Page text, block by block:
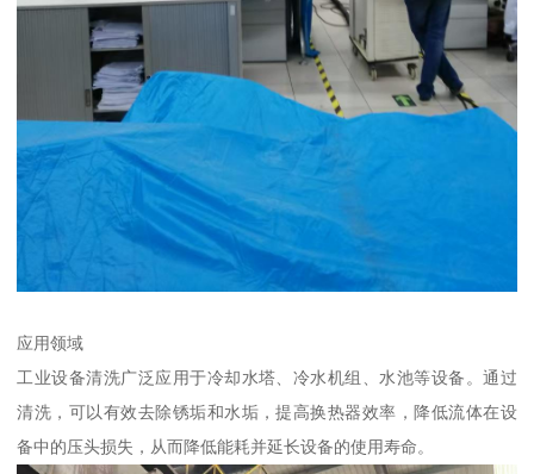
应用领域
工业设备清洗广泛应用于冷却水塔、冷水机组、水池等设备。通过
清洗，可以有效去除锈垢和水垢，提高换热器效率，降低流体在设
备中的压头损失，从而降低能耗并延长设备的使用寿命。